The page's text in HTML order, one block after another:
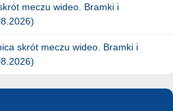
meczu wideo. Bramki i
skrót meczu wideo. Bramki i